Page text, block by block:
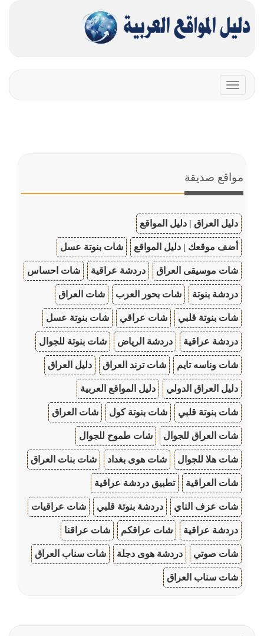
Toggle
navigation
مواقع صديقة
دليل العراق | دليل المواقع
أضف موقعك | دليل المواقع شات بنوتة عسل
شات موسيقى العراق دردشة عراقية شات احساس
دردشة بنوتة شات بحور العرب شات العراق
شات بنوتة قلبي شات عراقي شات بنوتة عسل
دردشة عراقية دردشة الرياض شات بنوتة للجوال
شات وناسه تايم شات ترند العراق دليل العراق
دليل العراق الدولي دليل المواقع العربية
شات بنوتة قلبي شات بنوتة كول شات العراق
شات العراق للجوال شات طموح للجوال
شات هلا للجوال شات هوى بغداد شات بنات العراق
شات العراقية تطبيق دردشة عراقية
شات عزف الناي دردشة بنوتة قلبي شات عراقيات
دردشة عراقية شات عراقكم شات عراقنا
شات صوتي دردشة هوى دجلة شات سناب العراق
شات سناب العراق